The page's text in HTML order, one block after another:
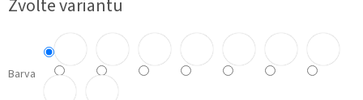
cena:
Zvolte variantu
Barva